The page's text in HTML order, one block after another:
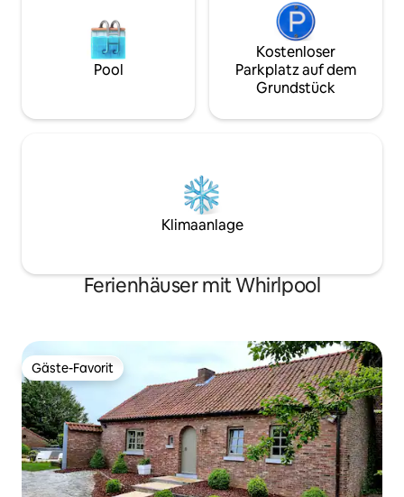
Pool
Kostenloser
Parkplatz auf dem
Grundstück
Klimaanlage
Ferienhäuser mit Whirlpool
Gäste-Favorit
Gäste-Favorit